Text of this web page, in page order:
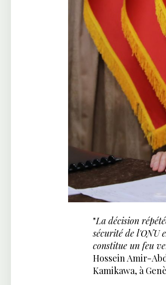
"La décision
sécurité de l'ONU
constitue un feu
Hossein Amir-
Kamikawa, à